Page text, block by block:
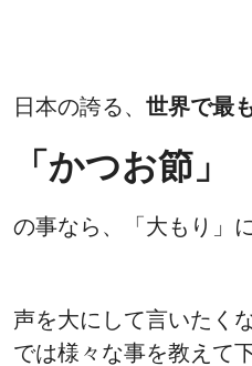
日本の誇る、 世界で最
「かつお節」
の事なら、「大もり」
声を大にして言いたく
では様々な事を教えて